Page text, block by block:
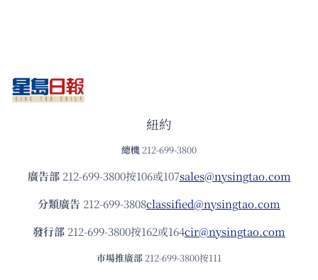
紐約
總機 212-699-3800
廣告部212-699-3800按106或107sales@nysingtao.com
分類廣告 212-699-3808classified@nysingtao.com
發⾏部 212-699-3800按162或164cir@nysingtao.com
市場推廣部 212-699-3800按111